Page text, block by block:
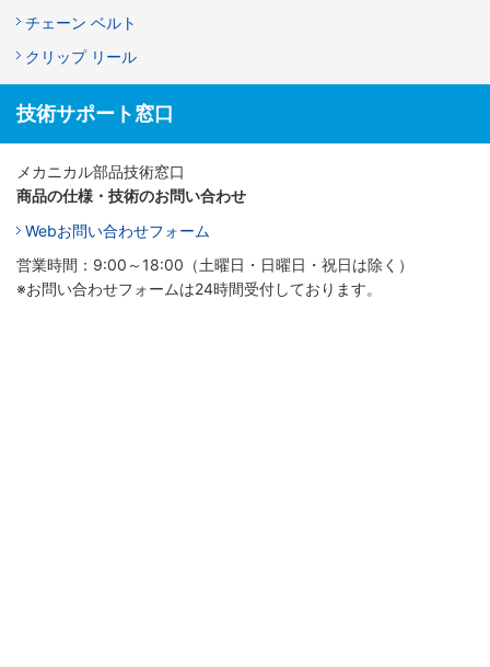
チェーン ベルト
クリップ リール
技術サポート窓口
メカニカル部品技術窓口
商品の仕様・技術のお問い合わせ
Webお問い合わせフォーム
営業時間：9:00～18:00（土曜日・日曜日・祝日は除く）
※お問い合わせフォームは24時間受付しております。